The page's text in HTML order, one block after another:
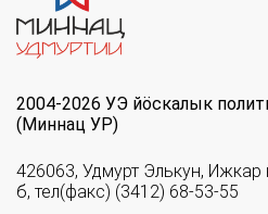
2004-2026 УЭ йöскалык
(Миннац УР)
426063, Удмурт Элькун, Ижкар
б, тел(факс) (3412) 68-53-55